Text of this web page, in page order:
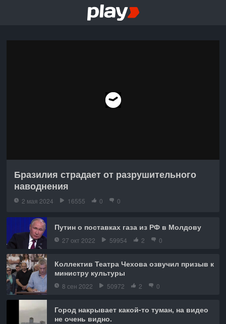
Бразилия страдает от разрушительного
наводнения
2 мая 2024 16555 0 0
Путин о поставках газа из РФ в Молдову
27 окт 2022 59954 2 0
Коллектив Театра Чехова озвучил призыв к
министру культуры
8 сен 2022 50972 2 0
Город накрывает какой-то туман, на видео
не очень видно.